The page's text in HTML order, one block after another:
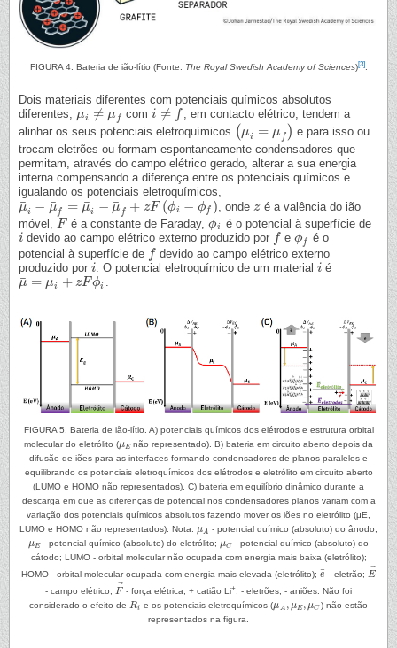
FIGURA 4. Bateria de ião-lítio (Fonte: The Royal Swedish Academy of Sciences)[3].
Dois materiais diferentes com potenciais químicos absolutos
diferentes, μi ≠ μ f
μi≠ μf comi ≠ f
i≠ f
, em contacto elétrico, tendem a
alinhar os seus potenciais eletroquímicos ( μ
¯i = μ
¯ f )
(μ¯i =μ¯ f)
e para isso ou
trocam eletrões ou formam espontaneamente condensadores que
permitam, através do campo elétrico gerado, alterar a sua energia
interna compensando a diferença entre os potenciais químicos e
igualando os potenciais eletroquímicos,
μ
¯i − μ
¯ f = μ
¯i − μ
¯ f + zF (ϕi − ϕ f )
μ¯ −μ ¯f= μ¯i −μ¯ f+ zF ( ϕi− ϕf) , onde z
zé a valência do ião
móvel,
F
F é a constante de Faraday,ϕi
ϕi é o potencial à superfície de
i
idevido ao campo elétrico externo produzido por f
f e ϕ f
ϕf
é o
potencial à superfície de f
f devido ao campo elétrico externo
produzido por i
i. O potencial eletroquímico de um material i
ié
μ
¯ = μi + zFϕi
μ¯ =μ i+z Fϕ i .
FIGURA 5. Bateria de ião-lítio. A) potenciais químicos dos elétrodos e estrutura orbital
molecular do eletrólito (μE
μEnão representado). B) bateria em circuito aberto depois da
difusão de iões para as interfaces formando condensadores de planos paralelos e
equilibrando os potenciais eletroquímicos dos elétrodos e eletrólito em circuito aberto
(LUMO e HOMO não representados). C) bateria em equilíbrio dinâmico durante a
descarga em que as diferenças de potencial nos condensadores planos variam com a
variação dos potenciais químicos absolutos fazendo mover os iões no eletrólito (μE,
LUMO e HOMO não representados). Nota: μA
μA - potencial químico (absoluto) do ânodo;
μE
μE - potencial químico (absoluto) do eletrólito; μC
μC- potencial químico (absoluto) do
cátodo; LUMO - orbital molecular não ocupada com energia mais baixa (eletrólito);
HOMO - orbital molecular ocupada com energia mais elevada (eletrólito); e
¯
e ¯- eletrão; E
E→
- campo elétrico; F
F→- força elétrica; + catião Li+; - eletrões; - aniões. Não foi
considerado o efeito de Ri
Ri e os potenciais eletroquímicos (μA ,μE ,μC
μA,μE,μC
) não estão
representados na figura.